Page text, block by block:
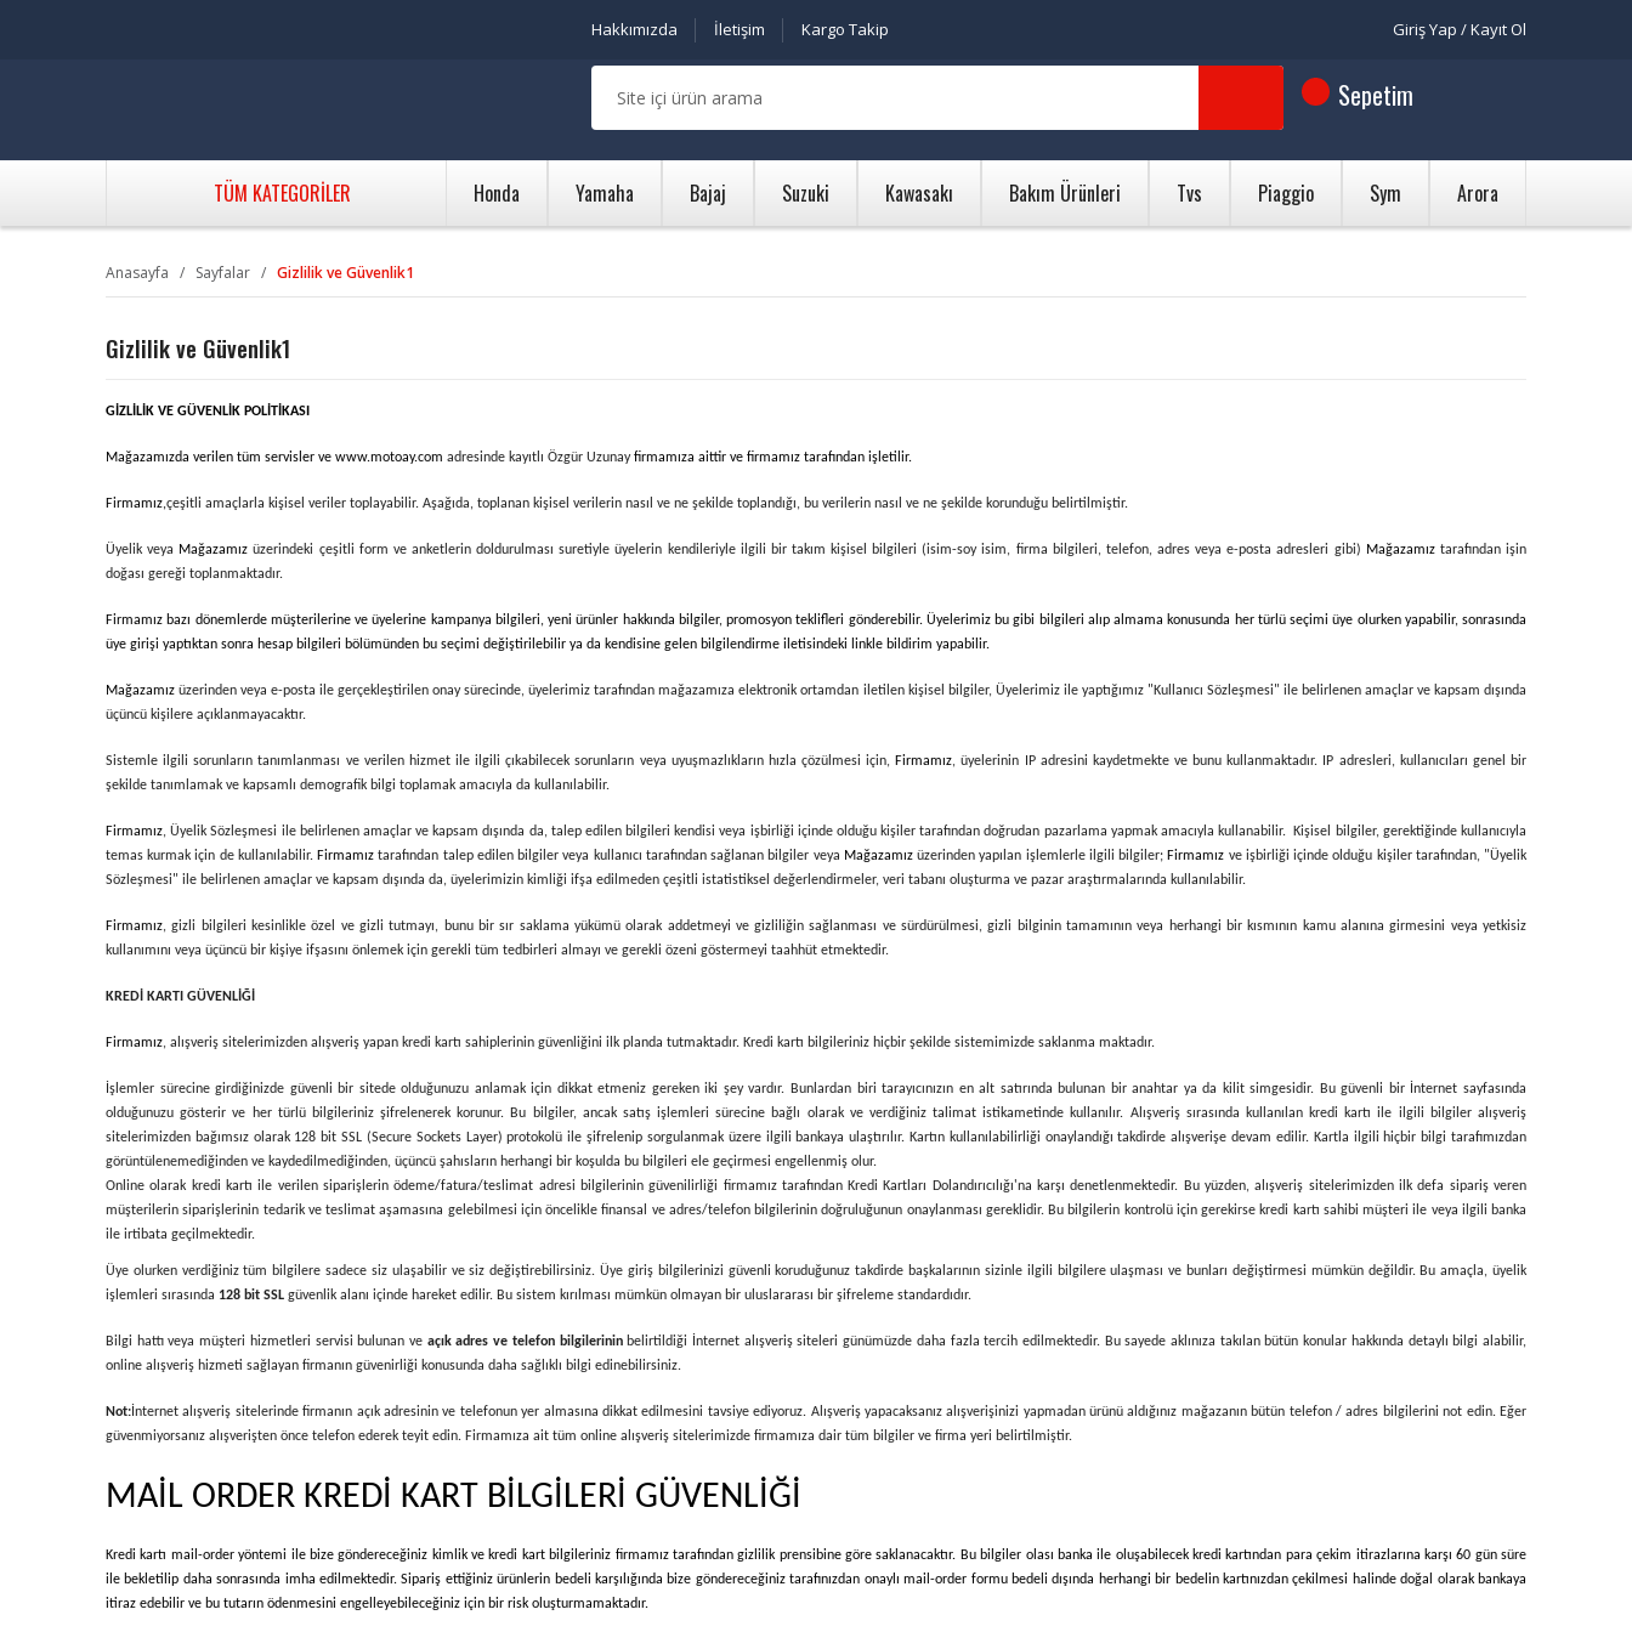
Hakkımızda İletişim Kargo Takip Giriş Yap / Kayıt Ol
Sepetim
TÜM KATEGORİLER Honda Yamaha Bajaj Suzuki Kawasakı Bakım Ürünleri Tvs Piaggio Sym Arora
Anasayfa Sayfalar Gizlilik ve Güvenlik1
Gizlilik ve Güvenlik1
GİZLİLİK VE GÜVENLİK POLİTİKASI
Mağazamızda verilen tüm servisler ve www.motoay.com adresinde kayıtlı Özgür Uzunayfirmamıza aittir ve firmamız tarafından işletilir.
Firmamız,çeşitli amaçlarla kişisel veriler toplayabilir. Aşağıda, toplanan kişisel verilerin nasıl ve ne şekilde toplandığı, bu verilerin nasıl ve ne şekilde korunduğu belirtilmiştir.
Üyelik veya Mağazamızüzerindeki çeşitli form ve anketlerin doldurulması suretiyle üyelerin kendileriyle ilgili bir takım kişisel bilgileri (isim-soy isim, firma bilgileri, telefon, adres veya e-posta adresleri gibi) Mağazamız tarafından işin
doğası gereği toplanmaktadır.
Firmamız bazı dönemlerde müşterilerine ve üyelerine kampanya bilgileri, yeni ürünler hakkında bilgiler, promosyon teklifleri gönderebilir. Üyelerimiz bu gibi bilgileri alıp almama konusunda her türlü seçimi üye olurken yapabilir, sonrasında
üye girişi yaptıktan sonra hesap bilgileri bölümünden bu seçimi değiştirilebilir ya da kendisine gelen bilgilendirme iletisindeki linkle bildirim yapabilir.
Mağazamızüzerinden veya e-posta ile gerçekleştirilen onay sürecinde, üyelerimiz tarafından mağazamıza elektronik ortamdan iletilen kişisel bilgiler, Üyelerimiz ile yaptığımız "Kullanıcı Sözleşmesi" ile belirlenen amaçlar ve kapsam dışında
üçüncü kişilere açıklanmayacaktır.
Sistemle ilgili sorunların tanımlanması ve verilen hizmet ile ilgili çıkabilecek sorunların veya uyuşmazlıkların hızla çözülmesi için, Firmamız, üyelerinin IP adresini kaydetmekte ve bunu kullanmaktadır. IP adresleri, kullanıcıları genel bir
şekilde tanımlamak ve kapsamlı demografik bilgi toplamak amacıyla da kullanılabilir.
Firmamız, Üyelik Sözleşmesi ile belirlenen amaçlar ve kapsam dışında da, talep edilen bilgileri kendisi veya işbirliği içinde olduğu kişiler tarafından doğrudan pazarlama yapmak amacıyla kullanabilir. Kişisel bilgiler, gerektiğinde kullanıcıyla
temas kurmak için de kullanılabilir. Firmamıztarafından talep edilen bilgiler veya kullanıcı tarafından sağlanan bilgiler veya Mağazamızüzerinden yapılan işlemlerle ilgili bilgiler; Firmamız ve işbirliği içinde olduğu kişiler tarafından, "Üyelik
Sözleşmesi" ile belirlenen amaçlar ve kapsam dışında da, üyelerimizin kimliği ifşa edilmeden çeşitli istatistiksel değerlendirmeler, veri tabanı oluşturma ve pazar araştırmalarında kullanılabilir.
Firmamız, gizli bilgileri kesinlikle özel ve gizli tutmayı, bunu bir sır saklama yükümü olarak addetmeyi ve gizliliğin sağlanması ve sürdürülmesi, gizli bilginin tamamının veya herhangi bir kısmının kamu alanına girmesini veya yetkisiz
kullanımını veya üçüncü bir kişiye ifşasını önlemek için gerekli tüm tedbirleri almayı ve gerekli özeni göstermeyi taahhüt etmektedir.
KREDİ KARTI GÜVENLİĞİ
Firmamız, alışveriş sitelerimizden alışveriş yapan kredi kartı sahiplerinin güvenliğini ilk planda tutmaktadır. Kredi kartı bilgileriniz hiçbir şekilde sistemimizde saklanma maktadır.
İşlemler sürecine girdiğinizde güvenli bir sitede olduğunuzu anlamak için dikkat etmeniz gereken iki şey vardır. Bunlardan biri tarayıcınızın en alt satırında bulunan bir anahtar ya da kilit simgesidir. Bu güvenli bir İnternet sayfasında
olduğunuzu gösterir ve her türlü bilgileriniz şifrelenerek korunur. Bu bilgiler, ancak satış işlemleri sürecine bağlı olarak ve verdiğiniz talimat istikametinde kullanılır. Alışveriş sırasında kullanılan kredi kartı ile ilgili bilgiler alışveriş
sitelerimizden bağımsız olarak 128 bit SSL (Secure Sockets Layer) protokolü ile şifrelenip sorgulanmak üzere ilgili bankaya ulaştırılır. Kartın kullanılabilirliği onaylandığı takdirde alışverişe devam edilir. Kartla ilgili hiçbir bilgi tarafımızdan
görüntülenemediğinden ve kaydedilmediğinden, üçüncü şahısların herhangi bir koşulda bu bilgileri ele geçirmesi engellenmiş olur.
Online olarak kredi kartı ile verilen siparişlerin ödeme/fatura/teslimat adresi bilgilerinin güvenilirliği firmamız tarafından Kredi Kartları Dolandırıcılığı'na karşı denetlenmektedir. Bu yüzden, alışveriş sitelerimizden ilk defa sipariş veren
müşterilerin siparişlerinin tedarik ve teslimat aşamasına gelebilmesi için öncelikle finansal ve adres/telefon bilgilerinin doğruluğunun onaylanması gereklidir. Bu bilgilerin kontrolü için gerekirse kredi kartı sahibi müşteri ile veya ilgili banka
ile irtibata geçilmektedir.
Üye olurken verdiğiniz tüm bilgilere sadece siz ulaşabilir ve siz değiştirebilirsiniz. Üye giriş bilgilerinizi güvenli koruduğunuz takdirde başkalarının sizinle ilgili bilgilere ulaşması ve bunları değiştirmesi mümkün değildir. Bu amaçla, üyelik
işlemleri sırasında 128 bit SSL güvenlik alanı içinde hareket edilir. Bu sistem kırılması mümkün olmayan bir uluslararası bir şifreleme standardıdır.
Bilgi hattı veya müşteri hizmetleri servisi bulunan ve açık adres ve telefon bilgilerinin belirtildiği İnternet alışveriş siteleri günümüzde daha fazla tercih edilmektedir. Bu sayede aklınıza takılan bütün konular hakkında detaylı bilgi alabilir,
online alışveriş hizmeti sağlayan firmanın güvenirliği konusunda daha sağlıklı bilgi edinebilirsiniz.
Not: İnternet alışveriş sitelerinde firmanın açık adresinin ve telefonun yer almasına dikkat edilmesini tavsiye ediyoruz. Alışveriş yapacaksanız alışverişinizi yapmadan ürünü aldığınız mağazanın bütün telefon / adres bilgilerini not edin. Eğer
güvenmiyorsanız alışverişten önce telefon ederek teyit edin. Firmamıza ait tüm online alışveriş sitelerimizde firmamıza dair tüm bilgiler ve firma yeri belirtilmiştir.
MAİL ORDER KREDİ KART BİLGİLERİ GÜVENLİĞİ
Kredi kartı mail-order yöntemi ile bize göndereceğiniz kimlik ve kredi kart bilgileriniz firmamız tarafından gizlilik prensibine göre saklanacaktır. Bu bilgiler olası banka ile oluşabilecek kredi kartından para çekim itirazlarına karşı 60 gün süre
ile bekletilip daha sonrasında imha edilmektedir. Sipariş ettiğiniz ürünlerin bedeli karşılığında bize göndereceğiniz tarafınızdan onaylı mail-order formu bedeli dışında herhangi bir bedelin kartınızdan çekilmesi halinde doğal olarak bankaya
itiraz edebilir ve bu tutarın ödenmesini engelleyebileceğiniz için bir risk oluşturmamaktadır.